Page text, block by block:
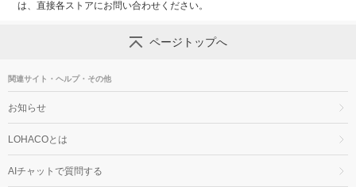
は、直接各ストアにお問い合わせください。
ページトップへ
関連サイト・ヘルプ・その他
お知らせ
LOHACOとは
AIチャットで質問する